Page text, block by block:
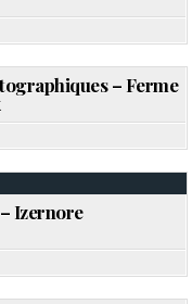
– Ferme
Izernore